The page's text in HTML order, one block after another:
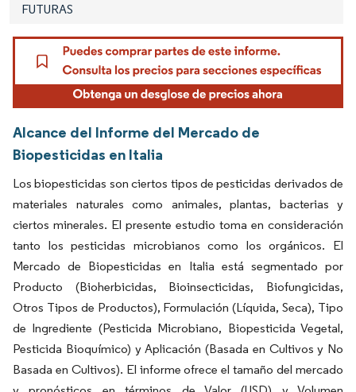
FUTURAS
Alcance del Informe del Mercado de
Biopesticidas en Italia
Los biopesticidas son ciertos tipos de pesticidas derivados de
materiales naturales como animales, plantas, bacterias y
ciertos minerales. El presente estudio toma en consideración
tanto los pesticidas microbianos como los orgánicos. El
Mercado de Biopesticidas en Italia está segmentado por
Producto (Bioherbicidas, Bioinsecticidas, Biofungicidas,
Otros Tipos de Productos), Formulación (Líquida, Seca), Tipo
de Ingrediente (Pesticida Microbiano, Biopesticida Vegetal,
Pesticida Bioquímico) y Aplicación (Basada en Cultivos y No
Basada en Cultivos). El informe ofrece el tamaño del mercado